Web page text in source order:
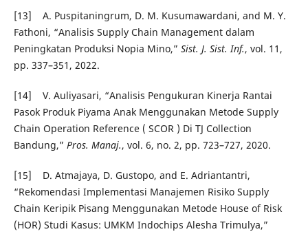
[13] A. Puspitaningrum, D. M. Kusumawardani, and M. Y.
Fathoni, “Analisis Supply Chain Management dalam
Peningkatan Produksi Nopia Mino,” Sist. J. Sist. Inf., vol. 11,
pp. 337–351, 2022.
[14] V. Auliyasari, “Analisis Pengukuran Kinerja Rantai
Pasok Produk Piyama Anak Menggunakan Metode Supply
Chain Operation Reference ( SCOR ) Di TJ Collection
Bandung,” Pros. Manaj., vol. 6, no. 2, pp. 723–727, 2020.
[15] D. Atmajaya, D. Gustopo, and E. Adriantantri,
“Rekomendasi Implementasi Manajemen Risiko Supply
Chain Keripik Pisang Menggunakan Metode House of Risk
(HOR) Studi Kasus: UMKM Indochips Alesha Trimulya,”